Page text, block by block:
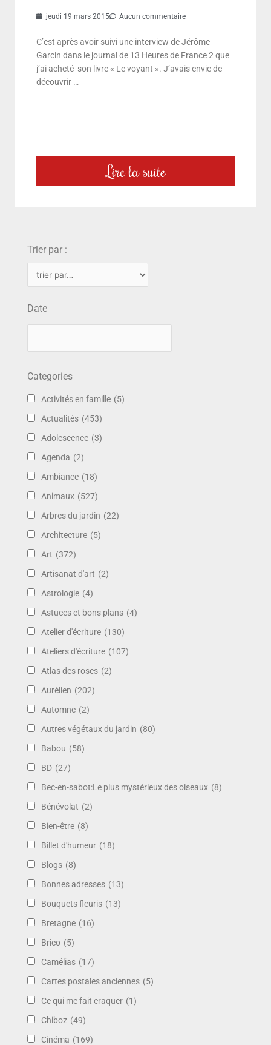
jeudi 19 mars 2015 Aucun commentaire
C’est après avoir suivi une interview de Jérôme
Garcin dans le journal de 13 Heures de France 2 que
j’ai acheté son livre « Le voyant ». J’avais envie de
découvrir …
Lire la suite
Trier par :
Date
Categories
Activités en famille (5)
Actualités (453)
Adolescence (3)
Agenda (2)
Ambiance (18)
Animaux (527)
Arbres du jardin (22)
Architecture (5)
Art (372)
Artisanat d'art (2)
Astrologie (4)
Astuces et bons plans (4)
Atelier d'écriture (130)
Ateliers d'écriture (107)
Atlas des roses (2)
Aurélien (202)
Automne (2)
Autres végétaux du jardin (80)
Babou (58)
BD (27)
Bec-en-sabot:Le plus mystérieux des oiseaux (8)
Bénévolat (2)
Bien-être (8)
Billet d'humeur (18)
Blogs (8)
Bonnes adresses (13)
Bouquets fleuris (13)
Bretagne (16)
Brico (5)
Camélias (17)
Cartes postales anciennes (5)
Ce qui me fait craquer (1)
Chiboz (49)
Cinéma (169)